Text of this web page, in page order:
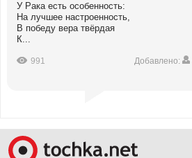
У Рака есть особенность:
На лучшее настроенность,
В победу вера твёрдая
К...
991 Добавлено: